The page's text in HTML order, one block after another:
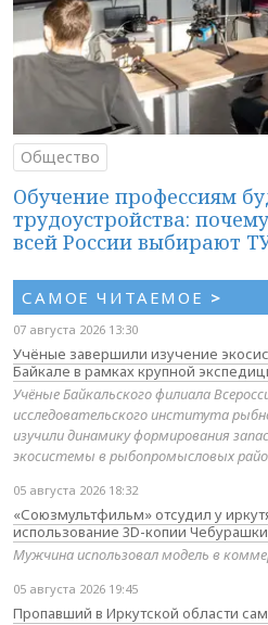
Общество
Обучение профессиям
трудоустройства:
всей России выбирают
САМОЕ ЧИТАЕМОЕ >
07 августа 2026 13:30
Учёные завершили изучение
Байкале в рамках крупной
Учёные Байкальского филиала
исследовательского института
изучили динамику формирования
экосистемы в рыбопромысловых
05 августа 2026 18:32
«Союзмультфильм» отсудил у
использование 3D-копии Чебурашки
Мужчина использовал модель в
05 августа 2026 19:45
Пропавший в Иркутской области